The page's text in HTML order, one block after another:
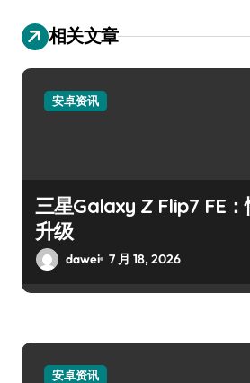
相关文章
安卓资讯
三星Galaxy Z Flip7 FE
升级
dawei 7 月 18, 2026
安卓资讯